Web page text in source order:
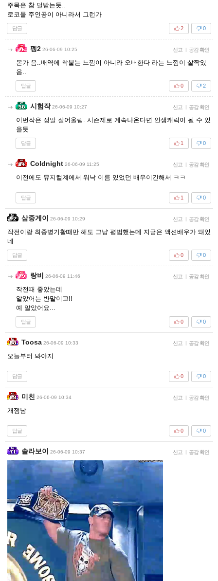
주목은 참 덜받는듯..
로코물 주인공이 아니라서 그런가
답글 0
2
펭2 26-06-09 10:25 신고 | 공감 확인
몬가 음..배역에 착붙는 느낌이 아니라 오버한다 라는 느낌이 살짝있
음..
답글 2
0
시험작 26-06-09 10:27 신고 | 공감 확인
이번작은 정말 잘어울림. 시즌제로 계속나온다면 인생캐릭이 될 수 있
을듯
답글 0
1
Coldnight 26-06-09 11:25 신고 | 공감 확인
이전에도 뮤지컬계에서 워낙 이름 있었던 배우이긴해서 ㅋㅋ
답글 0
1
삼중게이 26-06-09 10:29 신고 | 공감 확인
작전이랑 최종병기활때만 해도 그냥 평범했는데 지금은 액션배우가 돼있
네
답글 0
0
랑비 26-06-09 11:46 신고 | 공감 확인
작전때 좋았는데
알았어는 반말이고!!
예 알았어요...
답글 0
0
Toosa 26-06-09 10:33 신고 | 공감 확인
오늘부터 봐야지
답글 0
0
미친 26-06-09 10:34 신고 | 공감 확인
개잼남
답글 0
0
솔라보이 26-06-09 10:37 신고 | 공감 확인